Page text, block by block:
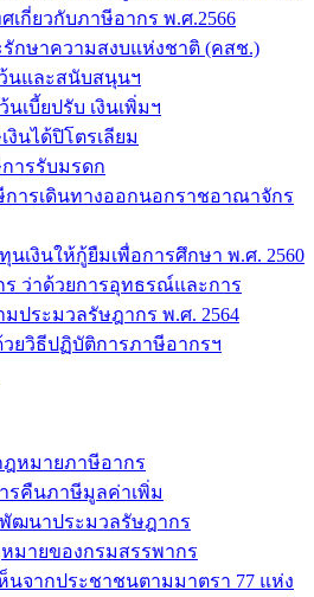
เกี่ยวกับภาษีอากร พ.ศ.2566
กษาความสงบแห่งชาติ (คสช.)
นและสนับสนุนฯ
เบี้ยปรับ เงินเพิ่มฯ
นได้ปิโตรเลียม
ารรับมรดก
ารเดินทางออกนอกราชอาณาจักร
เงินให้กู้ยืมเพื่อการศึกษา พ.ศ. 2560
ร ว่าด้วยการอุทธรณ์และการ
ประมวลรัษฎากร พ.ศ. 2564
ยวิธีปฏิบัติการภาษีอากรฯ
หมายภาษีอากร
รคืนภาษีมูลค่าเพิ่ม
ฒนาประมวลรัษฎากร
ายของกรมสรรพากร
นจากประชาชนตามมาตรา 77 แห่ง